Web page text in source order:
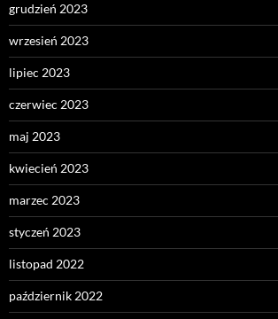
grudzień 2023
wrzesień 2023
lipiec 2023
czerwiec 2023
maj 2023
kwiecień 2023
marzec 2023
styczeń 2023
listopad 2022
październik 2022